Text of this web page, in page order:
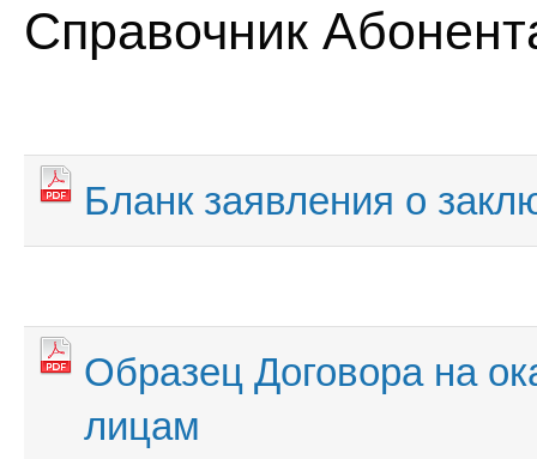
Справочник
Бланк заявления о
Образец Договора на
лицам